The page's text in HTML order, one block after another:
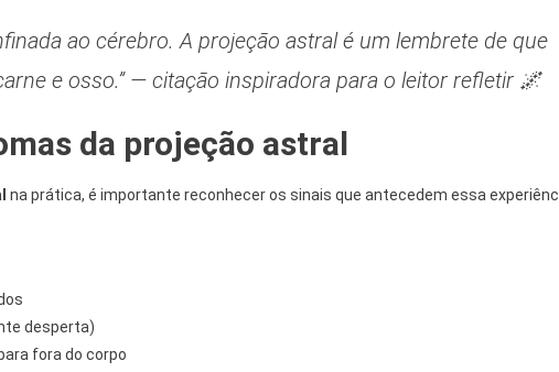
ao cérebro. A projeção astral é um lembrete de que
e osso.” — citação inspiradora para o leitor refletir 🌌
da projeção astral
na prática, é importante reconhecer os sinais que antecedem essa
desperta)
fora do corpo